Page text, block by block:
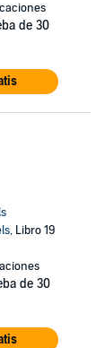
de 30
, Libro 19
de 30